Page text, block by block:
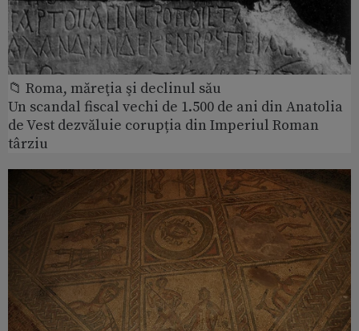
📁 Roma, măreţia şi declinul său
Un scandal fiscal vechi de 1.500 de ani din Anatolia
de Vest dezvăluie corupția din Imperiul Roman
târziu